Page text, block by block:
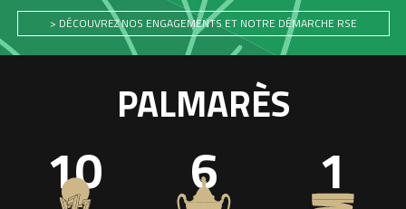
> DÉCOUVREZ NOS ENGAGEMENTS ET NOTRE DÉMARCHE RSE
PALMARÈS
10 6 1